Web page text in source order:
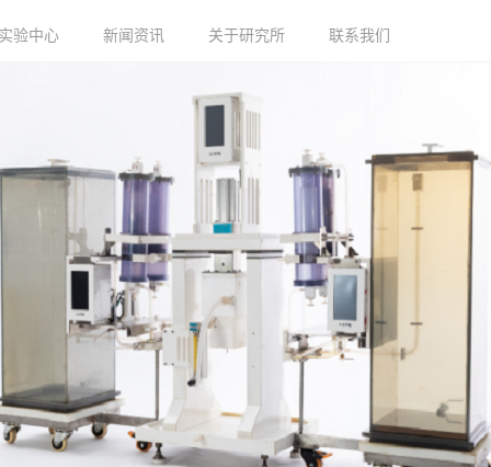
实验中心 新闻资讯 关于研究所 联系我们